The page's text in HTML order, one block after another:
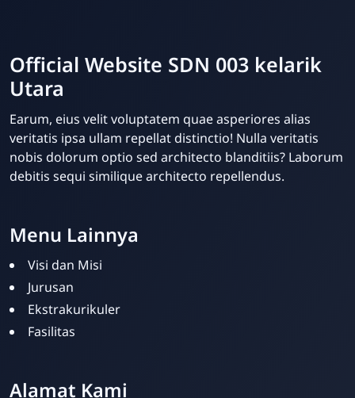
Official Website SDN 003 kelarik
Utara
Earum, eius velit voluptatem quae asperiores alias
veritatis ipsa ullam repellat distinctio! Nulla veritatis
nobis dolorum optio sed architecto blanditiis? Laborum
debitis sequi similique architecto repellendus.
Menu Lainnya
Visi dan Misi
Jurusan
Ekstrakurikuler
Fasilitas
Alamat Kami